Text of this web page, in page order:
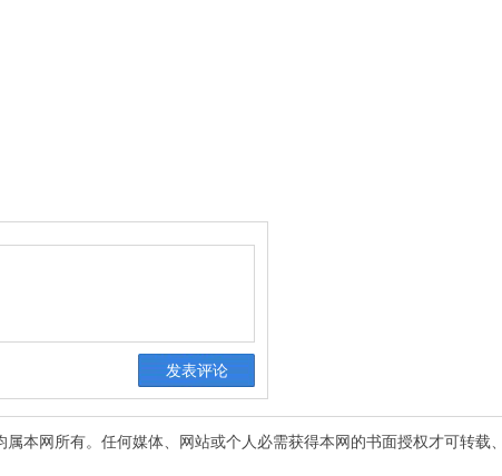
本网所有。任何媒体、网站或个人必需获得本网的书面授权才可转载